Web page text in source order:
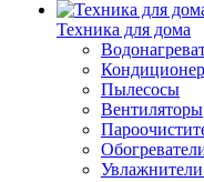
Техника для дома
Пылесосы
Вентиляторы
Увлажнители